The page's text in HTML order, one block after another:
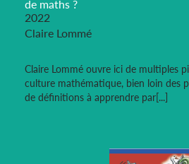
de maths ?
2022
Claire Lommé
Claire Lommé ouvre ici de multiples
culture mathématique, bien loin des
de définitions à apprendre par[...]